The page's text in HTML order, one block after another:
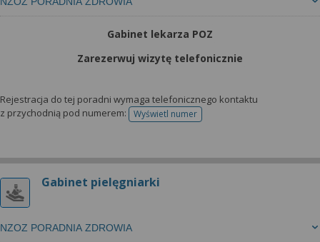
Gabinet lekarza POZ
Zarezerwuj wizytę telefonicznie
Rejestracja do tej poradni wymaga telefonicznego kontaktu
z przychodnią pod numerem:
Wyświetl numertelefonu do rejestracji
Gabinet pielęgniarki
NZOZ PORADNIA ZDROWIA